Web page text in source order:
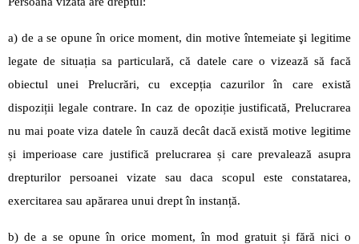
a) de a se opune în orice moment, din motive întemeiate şi legitime
legate de situația sa particulară, că datele care o vizează să facă
obiectul unei Prelucrări, cu excepția cazurilor în care există
dispoziții legale contrare. In caz de opoziție justificată, Prelucrarea
nu mai poate viza datele în cauză decât dacă există motive legitime
și imperioase care justifică prelucrarea și care prevalează asupra
drepturilor persoanei vizate sau daca scopul este constatarea,
exercitarea sau apărarea unui drept în instanță.
b) de a se opune în orice moment, în mod gratuit și fără nici o